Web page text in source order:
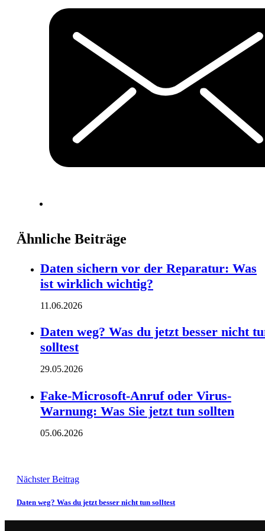
Ähnliche Beiträge
Daten sichern vor der Reparatur: Was
ist wirklich wichtig?
11.06.2026
Daten weg? Was du jetzt besser nicht
solltest
29.05.2026
Fake-Microsoft-Anruf oder Virus-
Warnung: Was Sie jetzt tun sollten
05.06.2026
Nächster Beitrag
Daten weg? Was du jetzt besser nicht tun solltest